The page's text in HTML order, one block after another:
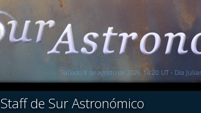
Sábado 8 de agosto de 2026 14:20 UT - Día
Staff de Sur Astronómico